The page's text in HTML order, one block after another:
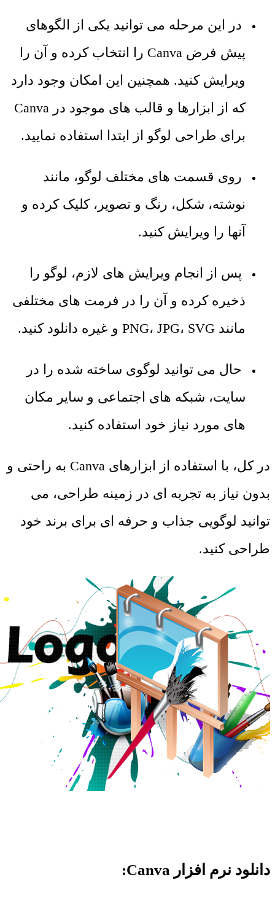
در این مرحله می‌ توانید یکی از الگوهای
پیش فرض Canva را انتخاب کرده و آن را
ویرایش کنید. همچنین این امکان وجود دارد
که از ابزارها و قالب ‌های موجود در Canva
برای طراحی لوگو از ابتدا استفاده نمایید.
روی قسمت ‌های مختلف لوگو، مانند
نوشته، شکل، رنگ و تصویر، کلیک کرده و
آنها را ویرایش کنید.
پس از انجام ویرایش ‌های لازم، لوگو را
ذخیره کرده و آن را در فرمت‌ های مختلفی
مانند PNG، JPG، SVG و غیره دانلود کنید.
حال می ‌توانید لوگوی ساخته‌ شده را در
سایت، شبکه‌ های اجتماعی و سایر مکان
‌های مورد نیاز خود استفاده کنید.
در کل، با استفاده از ابزارهای Canva به راحتی و
بدون نیاز به تجربه ‌ای در زمینه طراحی، می
‌توانید لوگویی جذاب و حرفه ‌ای برای برند خود
طراحی کنید.
دانلود نرم افزار Canva: